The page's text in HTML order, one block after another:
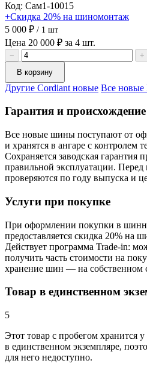
Код: Сам1-10015
+Скидка 20% на шиномонтаж
5 000 ₽ / 1 шт
Цена 20 000 ₽ за 4 шт.
−
+
В корзину
Другие Cordiant новые Все новые
Гарантия и происхождение
Все новые шины поступают от
и хранятся в ангаре с контролем
Сохраняется заводская гарантия
правильной эксплуатации.
проверяются по году выпуска и
Услуги при покупке
При оформлении покупки в
предоставляется скидка 20% на
Действует программа Trade-in:
получить часть стоимости на
хранение шин — на собственном
Товар в единственном
5
Этот товар с пробегом хранится у
в единственном экземпляре,
для него недоступно.